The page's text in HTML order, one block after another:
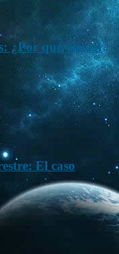
¿Por qué vienen
El caso